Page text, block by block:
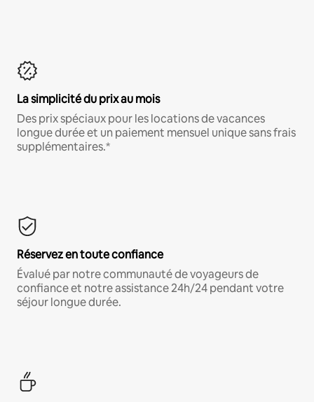
La simplicité du prix au mois
Des prix spéciaux pour les locations de vacances
longue durée et un paiement mensuel unique sans frais
supplémentaires.*
Réservez en toute confiance
Évalué par notre communauté de voyageurs de
confiance et notre assistance 24h/24 pendant votre
séjour longue durée.